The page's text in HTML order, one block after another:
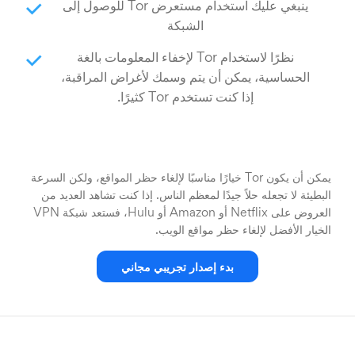
ينبغي عليك استخدام مستعرض Tor للوصول إلى
الشبكة
نظرًا لاستخدام Tor لإخفاء المعلومات بالغة
الحساسية، يمكن أن يتم وسمك لأغراض المراقبة،
إذا كنت تستخدم Tor كثيرًا.
يمكن أن يكون Tor خيارًا مناسبًا لإلغاء حظر المواقع، ولكن السرعة
البطيئة لا تجعله حلاً جيدًا لمعظم الناس. إذا كنت تشاهد العديد من
العروض على Netflix أو Amazon أو Hulu، فستعد شبكة VPN
الخيار الأفضل لإلغاء حظر مواقع الويب.
بدء إصدار تجريبي مجاني